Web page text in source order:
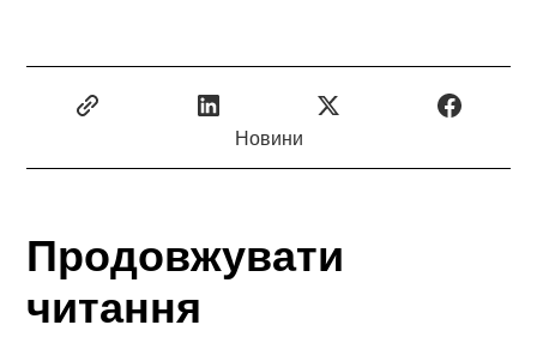
Новини
Продовжувати
читання